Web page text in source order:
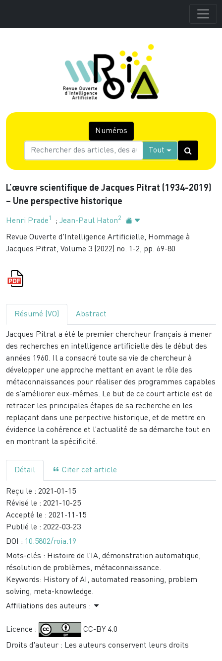
Numéros
Tout
L’œuvre scientifique de Jacques Pitrat (1934-2019)
– Une perspective historique
Henri Prade 1 ; Jean-Paul Haton2
Revue Ouverte d'Intelligence Artificielle, Hommage à
Jacques Pitrat, Volume 3 (2022) no. 1-2, pp. 69-80
Résumé (VO) Abstract
Jacques Pitrat a été le premier chercheur français à mener
des recherches en intelligence artificielle dès le début des
années 1960. Il a consacré toute sa vie de chercheur à
développer une approche mettant en avant le rôle des
métaconnaissances pour réaliser des programmes capables
de s’améliorer eux-mêmes. Le but de ce court article est de
retracer les principales étapes de sa recherche en les
replaçant dans une perpective historique, et de mettre en
évidence la cohérence et l’actualité de sa démarche tout en
en montrant la spécificité.
Détail Citer cet article
Reçu le : 2021-01-15
Révisé le : 2021-10-25
Accepté le : 2021-11-15
Publié le : 2022-03-23
DOI : 10.5802/roia.19
Mots-clés : Histoire de l’IA, démonstration automatique,
résolution de problèmes, métaconnaissance.
Keywords: History of AI, automated reasoning, problem
solving, meta-knowledge.
Affiliations des auteurs :
Licence : CC-BY 4.0
Droits d'auteur : Les auteurs conservent leurs droits